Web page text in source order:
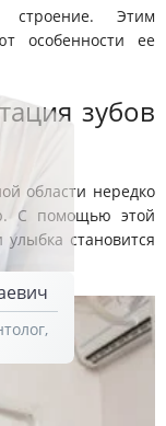
Этим
особенности ее
зубов
области нередко
С помощью этой
становится